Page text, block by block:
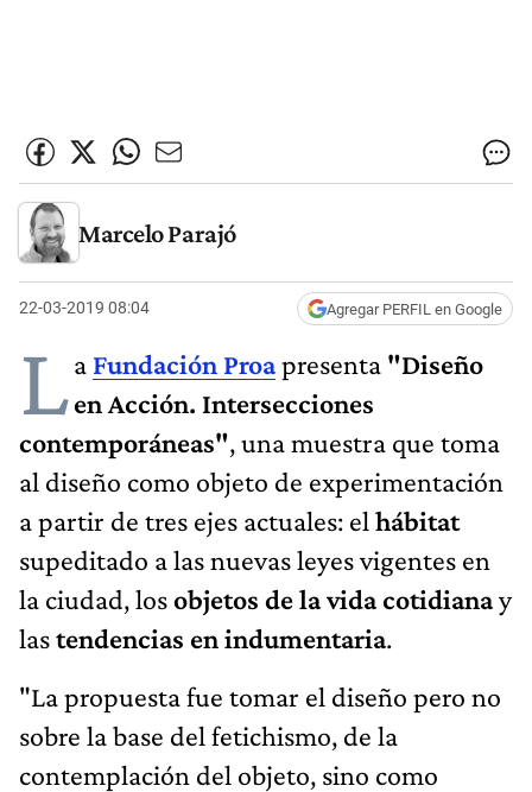
Marcelo Parajó
22-03-2019 08:04 Agregar PERFIL en Google
La Fundación Proapresenta "Diseño
en Acción. Intersecciones
contemporáneas", una muestra que toma
al diseño como objeto de experimentación
a partir de tres ejes actuales: el hábitat
supeditado a las nuevas leyes vigentes en
la ciudad, losobjetos de la vida cotidianay
lastendencias en indumentaria.
"La propuesta fue tomar el diseño pero no
sobre la base del fetichismo, de la
contemplación del objeto, sino como